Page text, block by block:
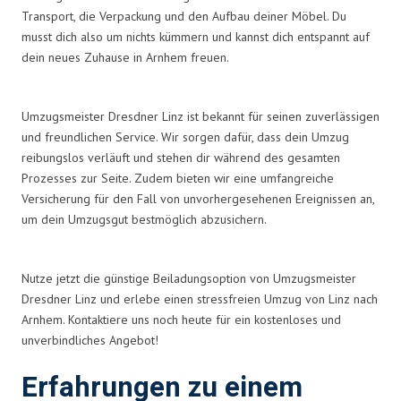
Transport, die Verpackung und den Aufbau deiner Möbel. Du
musst dich also um nichts kümmern und kannst dich entspannt auf
dein neues Zuhause in Arnhem freuen.
Umzugsmeister Dresdner Linz ist bekannt für seinen zuverlässigen
und freundlichen Service. Wir sorgen dafür, dass dein Umzug
reibungslos verläuft und stehen dir während des gesamten
Prozesses zur Seite. Zudem bieten wir eine umfangreiche
Versicherung für den Fall von unvorhergesehenen Ereignissen an,
um dein Umzugsgut bestmöglich abzusichern.
Nutze jetzt die günstige Beiladungsoption von Umzugsmeister
Dresdner Linz und erlebe einen stressfreien Umzug von Linz nach
Arnhem. Kontaktiere uns noch heute für ein kostenloses und
unverbindliches Angebot!
Erfahrungen zu einem